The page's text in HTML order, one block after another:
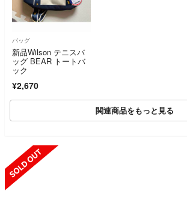
バッグ
新品Wilson テニスバ
ッグ BEAR トートバ
ック
¥2,670
関連商品をもっと見る